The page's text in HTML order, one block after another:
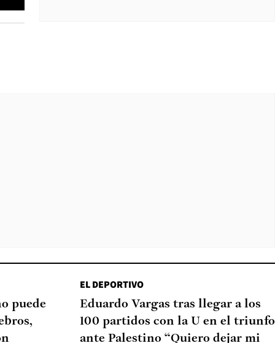
puede
EL DEPORTIVO
Eduardo Vargas tras llegar a los
100 partidos con la U en el triunfo
ante Palestino “Quiero dejar mi